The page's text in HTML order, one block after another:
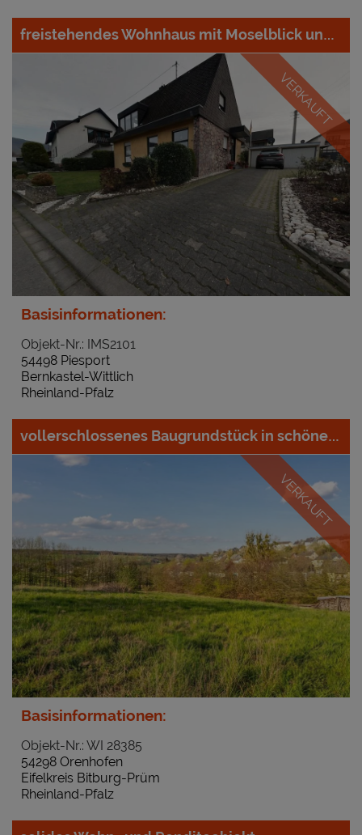
freistehendes Wohnhaus mit Moselblick und Garten
VERKAUFT
Basisinformationen:
Objekt-Nr.: IMS2101
54498 Piesport
Bernkastel-Wittlich
Rheinland-Pfalz
vollerschlossenes Baugrundstück in schöner Lage
VERKAUFT
Basisinformationen:
Objekt-Nr.: WI 28385
54298 Orenhofen
Eifelkreis Bitburg-Prüm
Rheinland-Pfalz